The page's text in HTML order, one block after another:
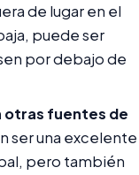
de lugar en el
puede ser
por debajo de
otras fuentes de
ser una excelente
pero también